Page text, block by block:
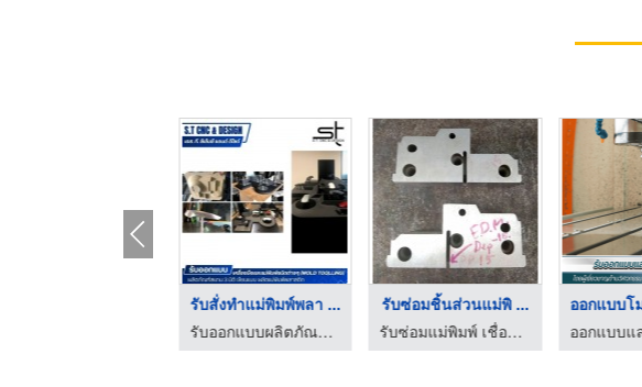
รับสั่งทำแม่พิมพ์พลา ...
รับออกแบบผลิตภัณฑ์แม่พิมพ์พลาสติก - เอส. ที. ซีเอ็นซี แอนด์ ดีไซด์
รับซ่อมชิ้นส่วนแม่พิ ...
รับซ่อมแม่พิมพ์ เชื่อมเลเซอร์ ชลบุรี - ซาวา โมลด์